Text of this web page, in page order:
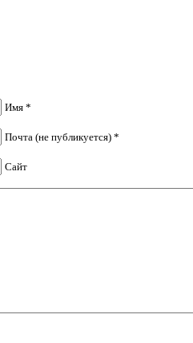
Имя *
Почта (не публикуется) *
Сайт